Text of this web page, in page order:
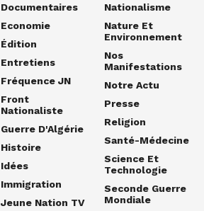
Documentaires
Economie
Édition
Entretiens
Fréquence JN
Front
Nationaliste
Guerre D'Algérie
Histoire
Idées
Immigration
Jeune Nation TV
Nationalisme
Nature Et
Environnement
Nos
Manifestations
Notre Actu
Presse
Religion
Santé-Médecine
Science Et
Technologie
Seconde Guerre
Mondiale